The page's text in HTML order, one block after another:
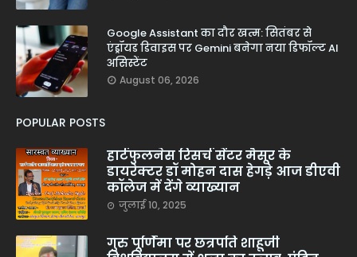
Google Assistant का दौर खत्म: सितंबर से
एंड्रॉयड डिवाइस पर Gemini बनेगा नया डिफॉल्ट AI
असिस्टेंट
August 06, 2026
POPULAR POSTS
हार्टफुलनेस रिसर्च सेंटर मैसूर के
डायरेक्टर डॉ मोहन दास हेगड़े आज डीएवी
कॉलेज में देंगे व्याख्यान
जुलाई 10, 2025
गुरु पूर्णिमा पर छत्रपति शाहूजी